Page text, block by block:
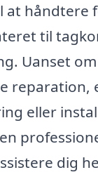
at håndtere
til
Uanset
reparation,
eller
dig